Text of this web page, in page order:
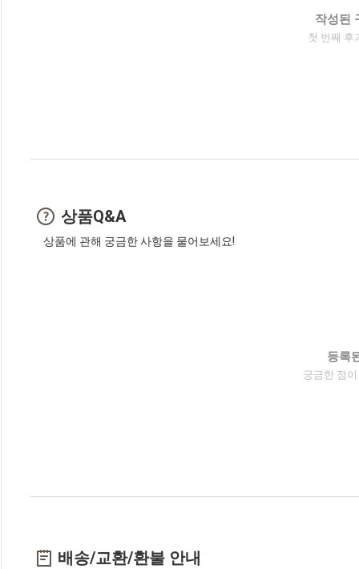
작성된
첫 번째 후
상품Q&A
상품에 관해 궁금한 사항을 물어보세요!
등록
궁금한 점
배송/교환/환불 안내